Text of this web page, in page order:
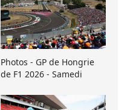
Photos - GP de Hongrie
de F1 2026 - Samedi